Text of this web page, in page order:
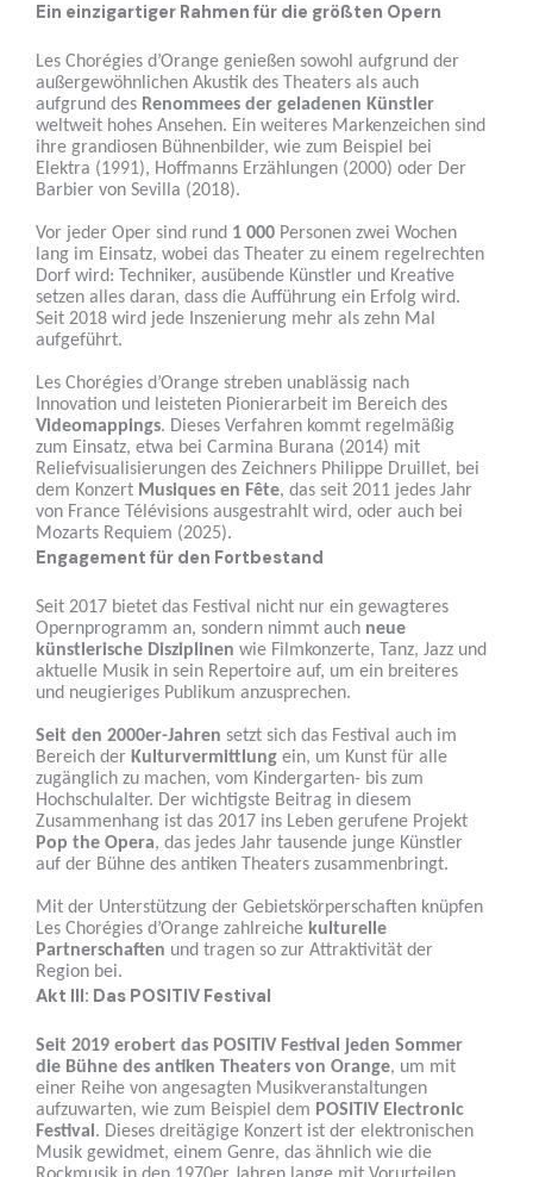
Ein einzigartiger Rahmen für die größten Opern
Les Chorégies d’Orange genießen sowohl aufgrund der
außergewöhnlichen Akustik des Theaters als auch
aufgrund des Renommees der geladenen Künstler
weltweit hohes Ansehen. Ein weiteres Markenzeichen sind
ihre grandiosen Bühnenbilder, wie zum Beispiel bei
Elektra (1991), Hoffmanns Erzählungen (2000) oder Der
Barbier von Sevilla (2018).
Vor jeder Oper sind rund 1 000 Personen zwei Wochen
lang im Einsatz, wobei das Theater zu einem regelrechten
Dorf wird: Techniker, ausübende Künstler und Kreative
setzen alles daran, dass die Aufführung ein Erfolg wird.
Seit 2018 wird jede Inszenierung mehr als zehn Mal
aufgeführt.
Les Chorégies d’Orange streben unablässig nach
Innovation und leisteten Pionierarbeit im Bereich des
Videomappings. Dieses Verfahren kommt regelmäßig
zum Einsatz, etwa bei Carmina Burana (2014) mit
Reliefvisualisierungen des Zeichners Philippe Druillet, bei
dem Konzert Musiques en Fête, das seit 2011 jedes Jahr
von France Télévisions ausgestrahlt wird, oder auch bei
Mozarts Requiem (2025).
Engagement für den Fortbestand
Seit 2017 bietet das Festival nicht nur ein gewagteres
Opernprogramm an, sondern nimmt auch neue
künstlerische Disziplinen wie Filmkonzerte, Tanz, Jazz und
aktuelle Musik in sein Repertoire auf, um ein breiteres
und neugieriges Publikum anzusprechen.
Seit den 2000er-Jahren setzt sich das Festival auch im
Bereich der Kulturvermittlung ein, um Kunst für alle
zugänglich zu machen, vom Kindergarten- bis zum
Hochschulalter. Der wichtigste Beitrag in diesem
Zusammenhang ist das 2017 ins Leben gerufene Projekt
Pop the Opera, das jedes Jahr tausende junge Künstler
auf der Bühne des antiken Theaters zusammenbringt.
Mit der Unterstützung der Gebietskörperschaften knüpfen
Les Chorégies d’Orange zahlreiche kulturelle
Partnerschaften und tragen so zur Attraktivität der
Region bei.
Akt III: Das POSITIV Festival
Seit 2019 erobert das POSITIV Festival jeden Sommer
die Bühne des antiken Theaters von Orange, um mit
einer Reihe von angesagten Musikveranstaltungen
aufzuwarten, wie zum Beispiel dem POSITIV Electronic
Festival . Dieses dreitägige Konzert ist der elektronischen
Musik gewidmet, einem Genre, das ähnlich wie die